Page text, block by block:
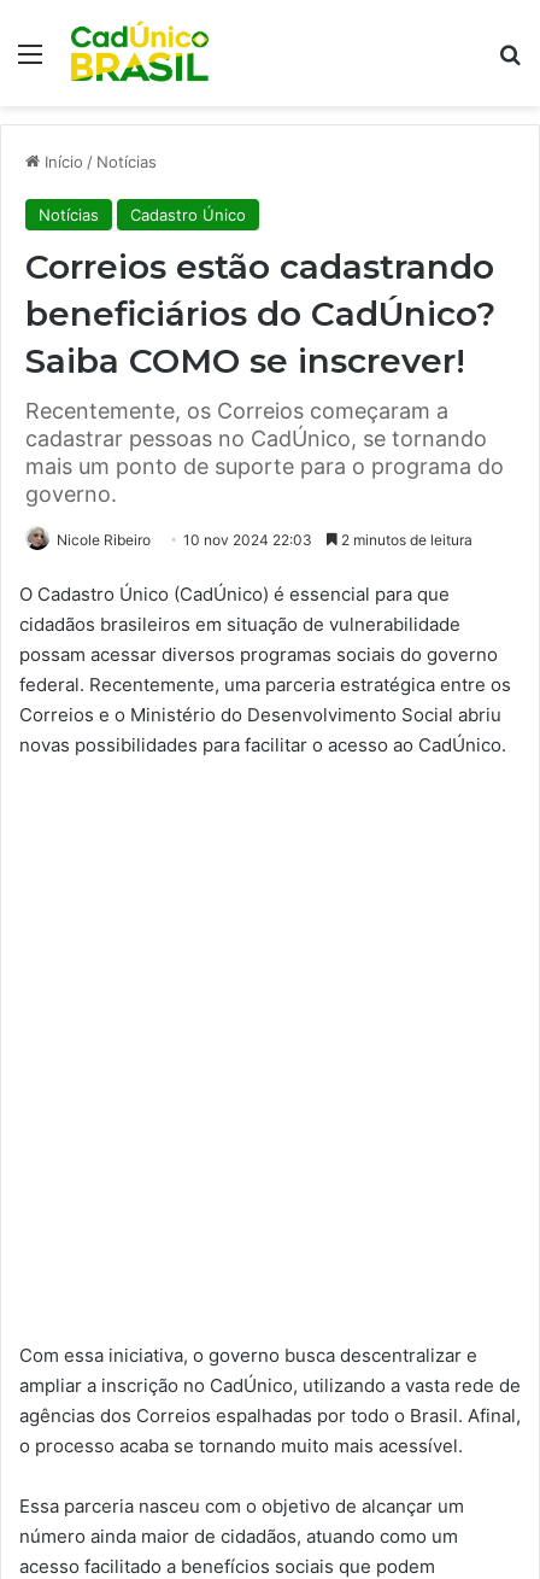
Menu
Início / Notícias
Notícias Cadastro Único
Correios estão cadastrando
beneficiários do CadÚnico?
Saiba COMO se inscrever!
Recentemente, os Correios começaram a
cadastrar pessoas no CadÚnico, se tornando
mais um ponto de suporte para o programa do
governo.
Nicole Ribeiro 10 nov 2024 22:03 2 minutos de leitura
O Cadastro Único (CadÚnico) é essencial para que
cidadãos brasileiros em situação de vulnerabilidade
possam acessar diversos programas sociais do governo
federal. Recentemente, uma parceria estratégica entre os
Correios e o Ministério do Desenvolvimento Social abriu
novas possibilidades para facilitar o acesso ao CadÚnico.
Com essa iniciativa, o governo busca descentralizar e
ampliar a inscrição no CadÚnico, utilizando a vasta rede de
agências dos Correios espalhadas por todo o Brasil. Afinal,
o processo acaba se tornando muito mais acessível.
Essa parceria nasceu com o objetivo de alcançar um
número ainda maior de cidadãos, atuando como um
acesso facilitado a benefícios sociais que podem